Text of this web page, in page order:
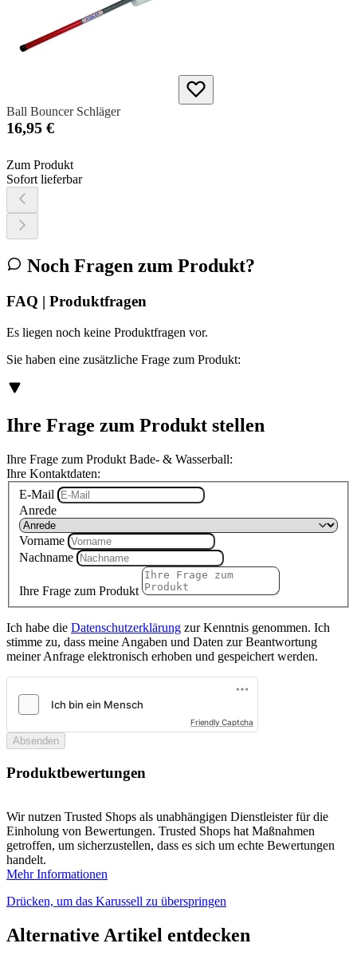
Ball Bouncer Schläger
16,95 €
Zum Produkt
Sofort lieferbar
Noch Fragen zum Produkt?
FAQ | Produktfragen
Es liegen noch keine Produktfragen vor.
Sie haben eine zusätzliche Frage zum Produkt:
Ihre Frage zum Produkt stellen
Ihre Frage zum Produkt Bade- & Wasserball:
Ihre Kontaktdaten:
E-Mail
Anrede
Vorname
Nachname
Ihre Frage zum Produkt
Ich habe die Datenschutzerklärung zur Kenntnis genommen. Ich
stimme zu, dass meine Angaben und Daten zur Beantwortung
meiner Anfrage elektronisch erhoben und gespeichert werden.
Friendly Captcha
Absenden
Produktbewertungen
Wir nutzen Trusted Shops als unabhängigen Dienstleister für die
Einholung von Bewertungen. Trusted Shops hat Maßnahmen
getroffen, um sicherzustellen, dass es sich um echte Bewertungen
handelt.
Mehr Informationen
Drücken, um das Karussell zu überspringen
Alternative Artikel entdecken